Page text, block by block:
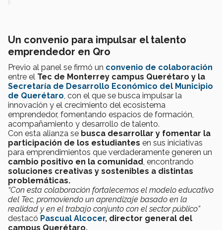
Un convenio para impulsar el talento
emprendedor en Qro
Previo al panel se firmó un convenio de colaboración
entre el Tec de Monterrey campus Querétaro y la
Secretaría de Desarrollo Económico del Municipio
de Querétaro, con el que se busca impulsar la
innovación y el crecimiento del ecosistema
emprendedor, fomentando espacios de formación,
acompañamiento y desarrollo de talento.
Con esta alianza se busca desarrollar y fomentar la
participación de los estudiantes en sus iniciativas
para emprendimientos que verdaderamente generen un
cambio positivo en la comunidad, encontrando
soluciones creativas y sostenibles a distintas
problemáticas.
“Con esta colaboración fortalecemos el modelo educativo
del Tec, promoviendo un aprendizaje basado en la
realidad y en el trabajo conjunto con el sector público”
destacó Pascual Alcocer, director general del
campus Querétaro.